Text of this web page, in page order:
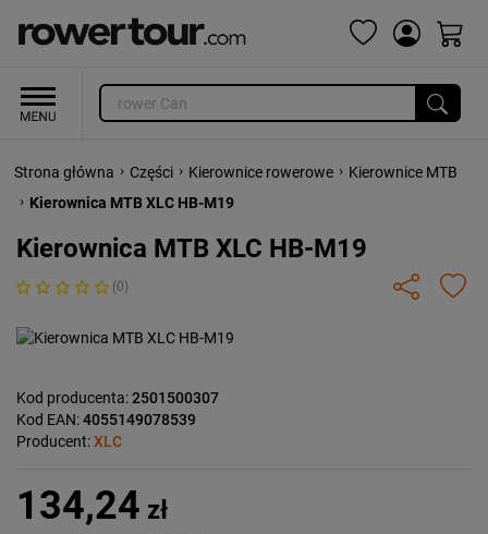
Strona główna › Części › Kierownice rowerowe › Kierownice MTB
› Kierownica MTB XLC HB-M19
Kierownica MTB XLC HB-M19
(0)
Kod producenta:2501500307
Kod EAN:4055149078539
Producent:XLC
134,24 zł